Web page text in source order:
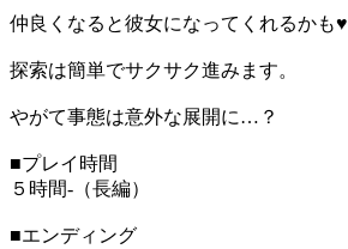
仲良くなると彼女になってくれるかも♥
探索は簡単でサクサク進みます。
やがて事態は意外な展開に…？
■プレイ時間
５時間-（長編）
■エンディング